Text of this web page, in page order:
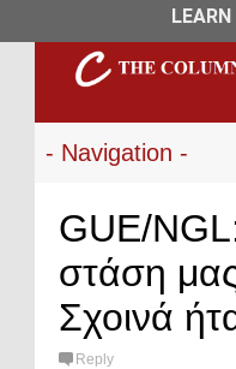
GUE/
στάση
Σχοινά
Reply